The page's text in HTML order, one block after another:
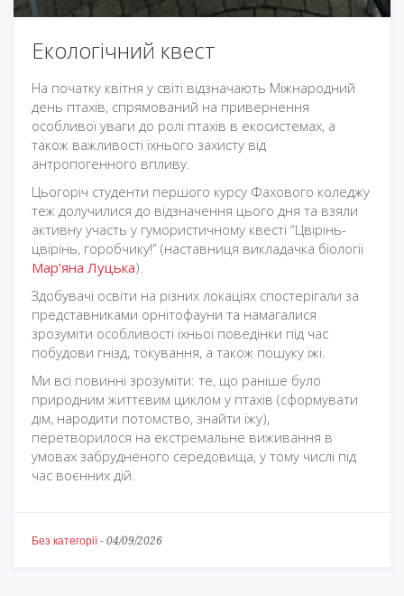
Екологічний квест
На початку квітня у світі відзначають Міжнародний
день птахів, спрямований на привернення
особливої уваги до ролі птахів в екосистемах, а
також важливості їхнього захисту від
антропогенного впливу.
Цьогоріч студенти першого курсу Фахового коледжу
теж долучилися до відзначення цього дня та взяли
активну участь у гумористичному квесті “Цвірінь-
цвірінь, горобчику!” (наставниця викладачка біології
Мар’яна Луцька).
Здобувачі освіти на різних локаціях спостерігали за
представниками орнітофауни та намагалися
зрозуміти особливості їхньої поведінки під час
побудови гнізд, токування, а також пошуку їжі.
Ми всі повинні зрозуміти: те, що раніше було
природним життєвим циклом у птахів (сформувати
дім, народити потомство, знайти їжу),
перетворилося на екстремальне виживання в
умовах забрудненого середовища, у тому числі під
час воєнних дій.
Без категорії- 04/09/2026